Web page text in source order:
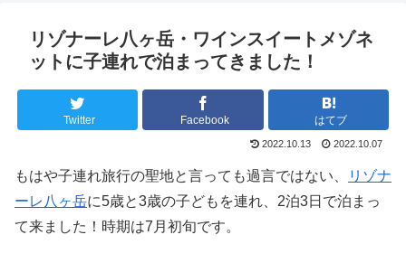
リゾナーレ八ヶ岳・ワインスイートメゾネ
ットに子連れで泊まってきました！
Twitter Facebook はてブ
2022.10.13 2022.10.07
もはや子連れ旅行の聖地と言っても過言ではない、
リゾナ
ーレ八ヶ岳に5歳と3歳の子どもを連れ、2泊3日で泊まっ
て来ました！時期は7月初旬です。